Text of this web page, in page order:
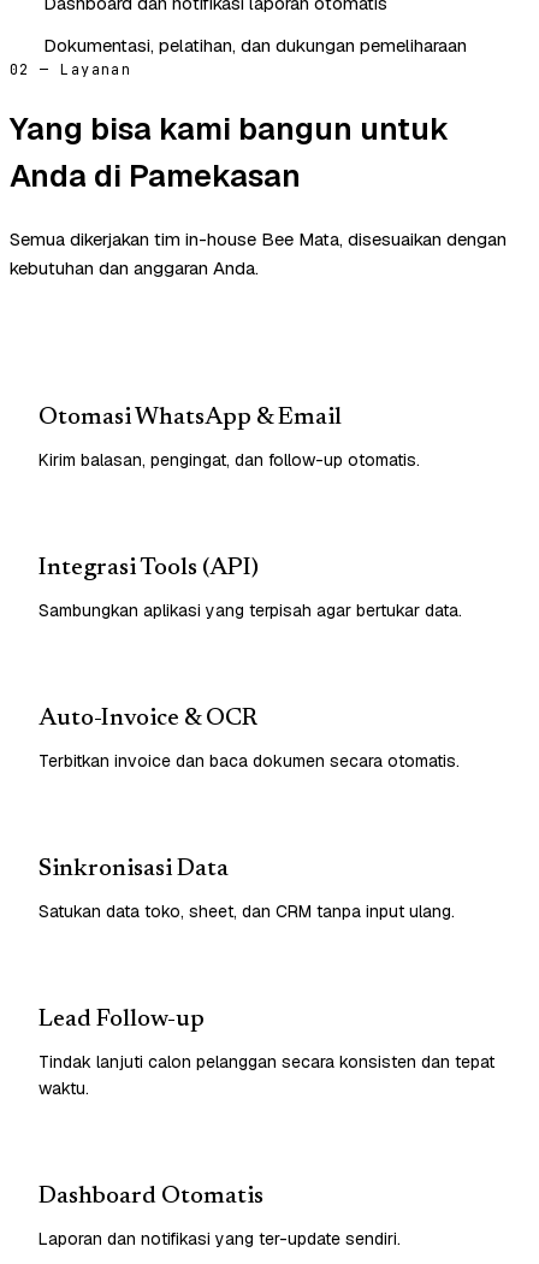
Dokumentasi, pelatihan, dan dukungan pemeliharaan
02 — Layanan
Yang bisa kami bangun untuk
Anda di Pamekasan
Semua dikerjakan tim in-house Bee Mata, disesuaikan dengan
kebutuhan dan anggaran Anda.
Otomasi WhatsApp & Email
Kirim balasan, pengingat, dan follow-up otomatis.
Integrasi Tools (API)
Sambungkan aplikasi yang terpisah agar bertukar data.
Auto-Invoice & OCR
Terbitkan invoice dan baca dokumen secara otomatis.
Sinkronisasi Data
Satukan data toko, sheet, dan CRM tanpa input ulang.
Lead Follow-up
Tindak lanjuti calon pelanggan secara konsisten dan tepat
waktu.
Dashboard Otomatis
Laporan dan notifikasi yang ter-update sendiri.